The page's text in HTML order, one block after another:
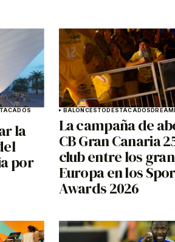
la
por
BALONCESTODESTACADOS
La campaña de
CB Gran Canaria
club entre los
Europa en los
Awards 2026